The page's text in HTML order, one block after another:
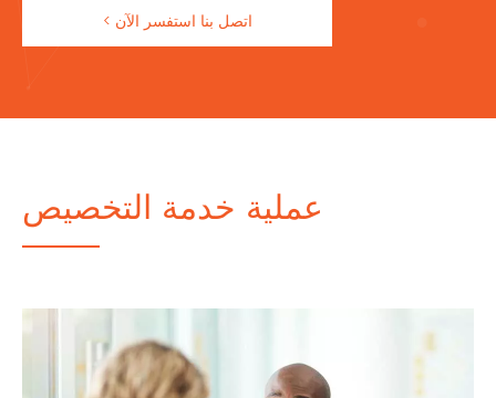
اتصل بنا استفسر الآن >
عملية خدمة التخصيص